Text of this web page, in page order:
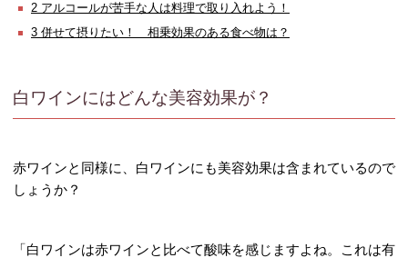
2 アルコールが苦手な人は料理で取り入れよう！
3 併せて摂りたい！ 相乗効果のある食べ物は？
白ワインにはどんな美容効果が？
赤ワインと同様に、白ワインにも美容効果は含まれているので
しょうか？
「白ワインは赤ワインと比べて酸味を感じますよね。これは有